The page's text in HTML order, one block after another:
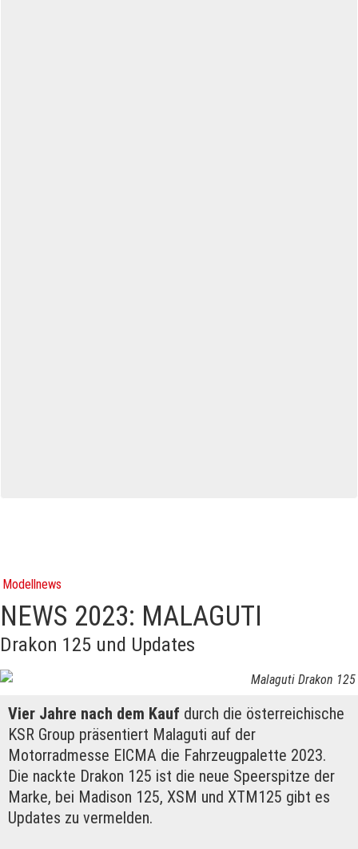
Modellnews
NEWS 2023: MALAGUTI
Drakon 125 und Updates
Malaguti Drakon 125
Vier Jahre nach dem Kauf durch die österreichische
KSR Group präsentiert Malaguti auf der
Motorradmesse EICMA die Fahrzeugpalette 2023.
Die nackte Drakon 125 ist die neue Speerspitze der
Marke, bei Madison 125, XSM und XTM125 gibt es
Updates zu vermelden.